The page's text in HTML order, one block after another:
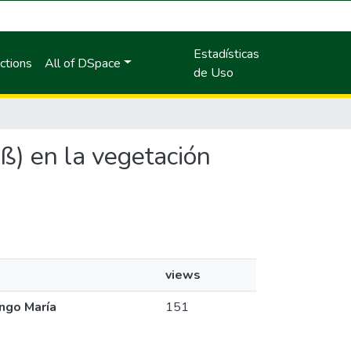
All of DSpace
Estadísticas
de Uso
en la vegetación
views
María
151